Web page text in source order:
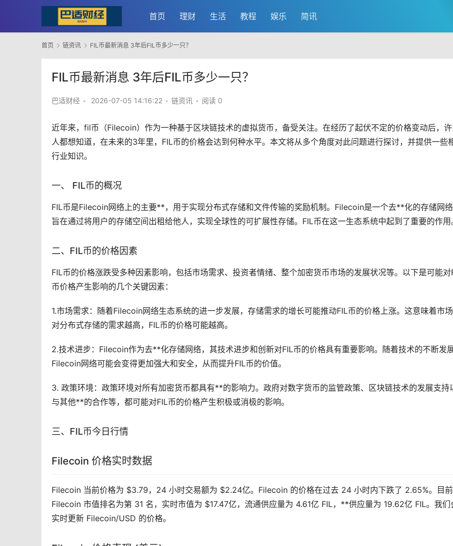
首页 理财 生活 教程 娱乐 简讯
首页 链资讯 FIL币最新消息 3年后FIL币多少一只？
FIL币最新消息 3年后FIL币多少一只？
巴适财经 • 2026-07-05 14:16:22 • 链资讯 • 阅读 0
近年来， fil币 （Filecoin）作为一种基于区块链技术的虚拟货币，备受关注。在经历了起伏不定的价格变动后，
人都想知道，在未来的3年里，FIL币的价格会达到何种水平。本文将从多个角度对此问题进行探讨，并提供一些
行业知识。
一、 FIL币的概况
FIL币是Filecoin网络上的主要**，用于实现分布式存储和文件传输的奖励机制。Filecoin是一个去**化的存储网
旨在通过将用户的存储空间出租给他人，实现全球性的可扩展性存储。FIL币在这一生态系统中起到了重要的作用
二、FIL币的价格因素
FIL币的价格涨跌受多种因素影响，包括市场需求、投资者情绪、整个加密货币市场的发展状况等。以下是可能对
币价格产生影响的几个关键因素：
1.市场需求：随着Filecoin网络生态系统的进一步发展，存储需求的增长可能推动FIL币的价格上涨。这意味着市
对分布式存储的需求越高，FIL币的价格可能越高。
2.技术进步：Filecoin作为去**化存储网络，其技术进步和创新对FIL币的价格具有重要影响。随着技术的不断发
Filecoin网络可能会变得更加强大和安全，从而提升FIL币的价值。
3. 政策环境：政策环境对所有加密货币都具有**的影响力。政府对数字货币的监管政策、区块链技术的发展支持
与其他**的合作等，都可能对FIL币的价格产生积极或消极的影响。
三、FIL币今日行情
Filecoin 价格实时数据
Filecoin 当前价格为 $3.79，24 小时交易额为 $2.24亿。Filecoin 的价格在过去 24 小时内下跌了 2.65%。目
Filecoin 市值排名为第 31 名，实时市值为 $17.47亿，流通供应量为 4.61亿 FIL，**供应量为 19.62亿 FIL。我们
实时更新 Filecoin/USD 的价格。